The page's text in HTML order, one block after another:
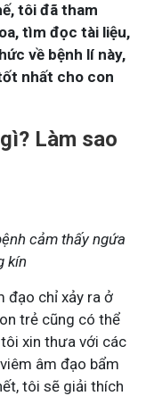
tôi đã tham
tìm đọc tài liệu,
về bệnh lí này,
nhất cho con
Làm sao
cảm thấy ngứa
kín
đạo chỉ xảy ra ở
trẻ cũng có thể
xin thưa với các
âm đạo bẩm
tôi sẽ giải thích